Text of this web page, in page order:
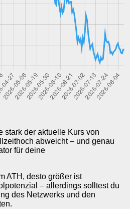
stark der aktuelle Kurs von
abweicht – und genau
für deine
ATH, desto größer ist
– allerdings solltest du
des Netzwerks und den